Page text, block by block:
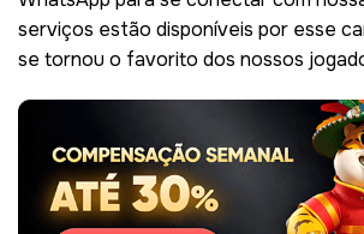
serviços estão disponíveis por esse
se tornou o favorito dos nossos